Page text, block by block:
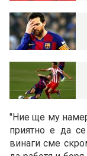
"Ние ще му
приятно е да
винаги сме